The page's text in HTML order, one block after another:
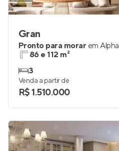
Gran
Pronto para morar em
86 e 112 m²
3
Venda a partir de
R$ 1.510.000